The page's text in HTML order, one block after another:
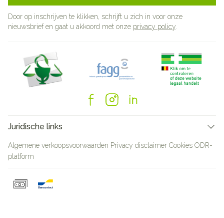
Door op inschrijven te klikken, schrijft u zich in voor onze
nieuwsbrief en gaat u akkoord met onze privacy policy
Juridische links
Algemene verkoopsvoorwaarden Privacy disclaimer Cookies ODR-
platform